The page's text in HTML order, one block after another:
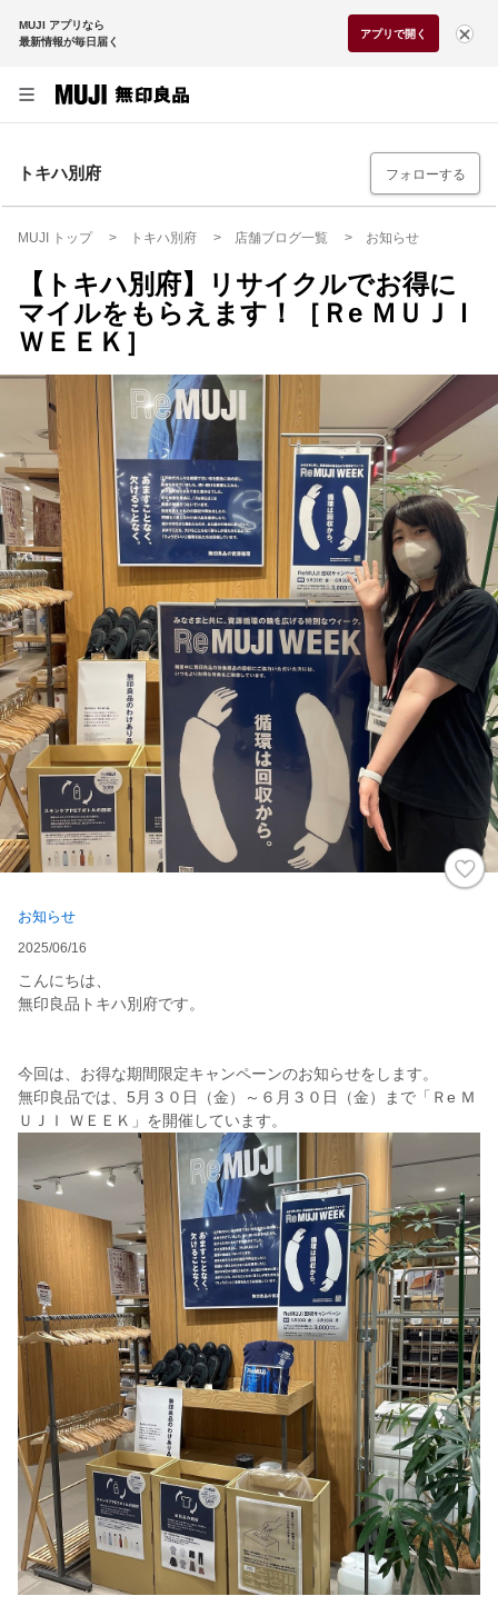
MUJI アプリなら
最新情報が毎日届く
アプリで開く
トキハ別府 フォローする
MUJI トップ トキハ別府 店舗ブログ一覧 お知らせ
【トキハ別府】リサイクルでお得に
マイルをもらえます！［Ｒe ＭＵＪＩ
ＷＥＥＫ］
お知らせ
2025/06/16
こんにちは、
無印良品トキハ別府です。
今回は、お得な期間限定キャンペーンのお知らせをします。
無印良品では、5月３０日（金）～６月３０日（金）まで「Ｒe Ｍ
ＵＪＩ ＷＥＥＫ」を開催しています。